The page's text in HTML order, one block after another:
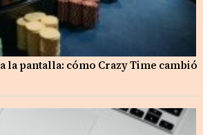
la pantalla: cómo Crazy Time cambió